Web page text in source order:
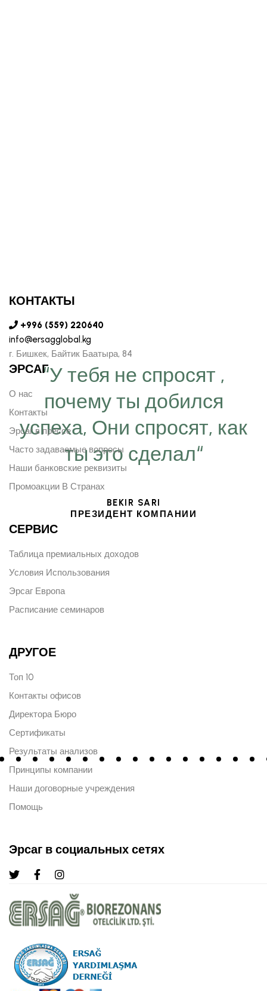
“У тебя не спросят ,
почему ты добился
успеха, Они спросят, как
ты это сделал“
BEKIR SARI
ПРЕЗИДЕНТ КОМПАНИИ
КОНТАКТЫ
+996 (559) 220640
info@ersagglobal.kg
г. ​Бишкек, Байтик Баатыра, 84
ЭРСАГ
О нас
Контакты
Эрсаг в прессе
Часто задаваемые вопросы
Наши банковские реквизиты
Промоакции В Странах
СЕРВИС
Таблица премиальных доходов
Условия Использования
Эрсаг Европа
Расписание семинаров
ДРУГОЕ
Топ 10
Контакты офисов
Директора Бюро
Сертификаты
Результаты анализов
Принципы компании
Наши договорные учреждения
Помощь
Эрсаг в социальных сетях